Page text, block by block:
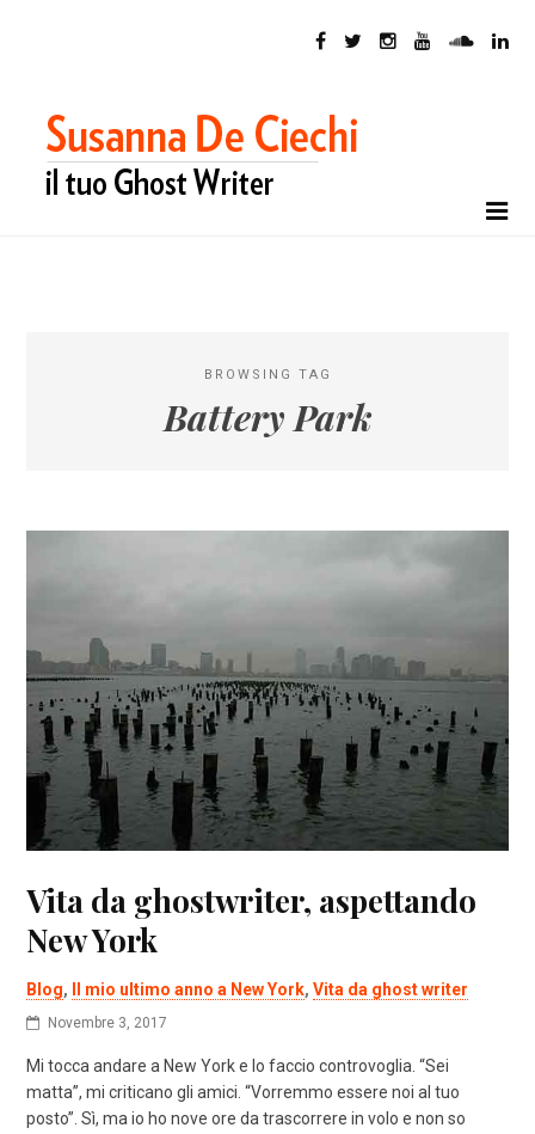
BROWSING TAG
Battery Park
Vita da ghostwriter, aspettando
New York
Blog, Il mio ultimo anno a New York,Vita da ghost writer
Novembre 3, 2017
Mi tocca andare a New York e lo faccio controvoglia. “Sei
matta”, mi criticano gli amici. “Vorremmo essere noi al tuo
posto”. Sì, ma io ho nove ore da trascorrere in volo e non so